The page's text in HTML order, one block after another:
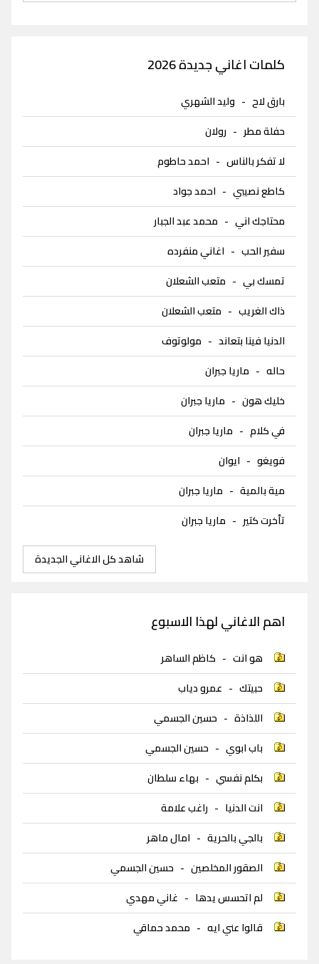
كلمات اغاني جديدة 2026
بارق لاح - وليد الشهري
حفلة مطر - رولان
لا تفكر بالناس - احمد حاطوم
كاطع نصيبي - احمد جواد
محتاجك اني - محمد عبد الجبار
سفير الحب - اغاني منفرده
تمسك بي - متعب الشعلان
ذاك الغريب - متعب الشعلان
الدنيا فينا بتعاند - مولوتوف
حاله - ماريا جبران
خليك هون - ماريا جبران
في كلام - ماريا جبران
فويغو - ايوان
مية بالمية - ماريا جبران
تأخرت كتير - ماريا جبران
شاهد كل الاغاني الجديدة
اهم الاغاني لهذا الاسبوع
هو انت - كاظم الساهر
حبيتك - عمرو دياب
اللذاذة - حسين الجسمي
باب ابوي - حسين الجسمي
بكلم نفسي - بهاء سلطان
انت الدنيا - راغب علامة
بالجي بالحرية - امال ماهر
الصقور المخلصين - حسين الجسمي
لم اتحسس يدها - غاني مهدي
قالوا عني ايه - محمد حماقي